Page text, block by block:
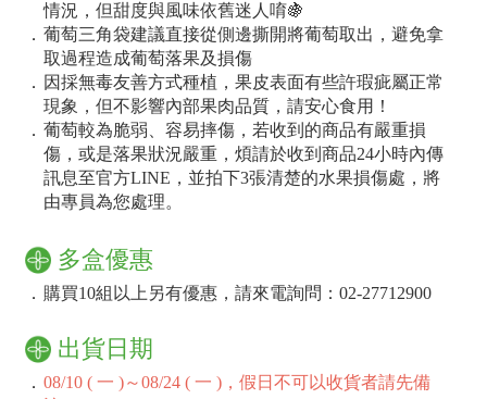
情況，但甜度與風味依舊迷人唷🍇
． 葡萄三角袋建議直接從側邊撕開將葡萄取出，避免拿
取過程造成葡萄落果及損傷
． 因採無毒友善方式種植，果皮表面有些許瑕疵屬正常
現象，但不影響內部果肉品質，請安心食用！
． 葡萄較為脆弱、容易摔傷，若收到的商品有嚴重損
傷，或是落果狀況嚴重，煩請於收到商品24小時內傳
訊息至官方LINE，並拍下3張清楚的水果損傷處，將
由專員為您處理。
多盒優惠
． 購買10組以上另有優惠，請來電詢問：02-27712900
出貨日期
． 08/10 ( 一 )～08/24 ( 一 )，假日不可以收貨者請先備